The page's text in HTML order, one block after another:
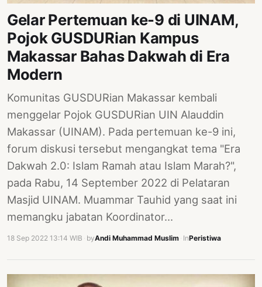
Gelar Pertemuan ke-9 di UINAM,
Pojok GUSDURian Kampus
Makassar Bahas Dakwah di Era
Modern
Komunitas GUSDURian Makassar kembali
menggelar Pojok GUSDURian UIN Alauddin
Makassar (UINAM). Pada pertemuan ke-9 ini,
forum diskusi tersebut mengangkat tema "Era
Dakwah 2.0: Islam Ramah atau Islam Marah?",
pada Rabu, 14 September 2022 di Pelataran
Masjid UINAM. Muammar Tauhid yang saat ini
memangku jabatan Koordinator…
18 Sep 2022 13:14 WIB byAndi Muhammad Muslim InPeristiwa